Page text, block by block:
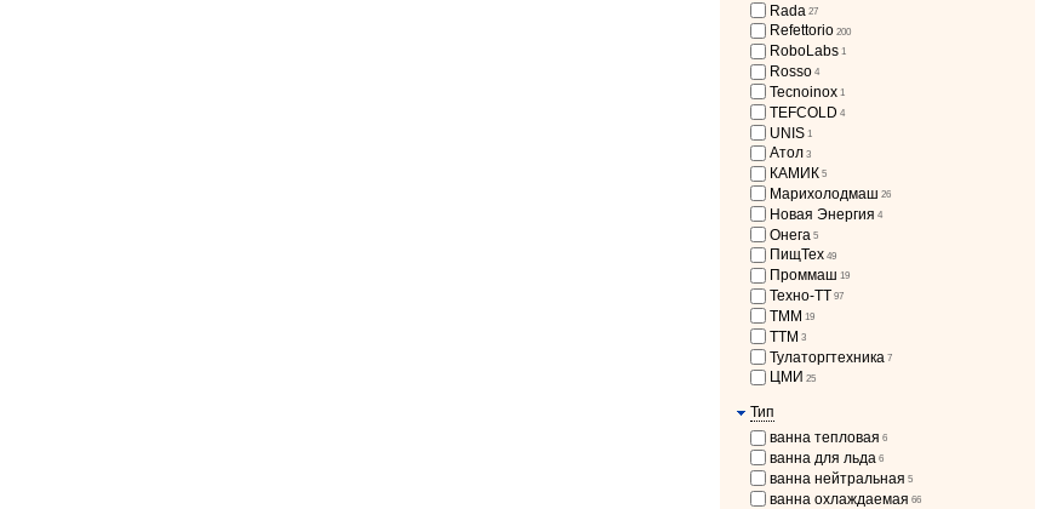
Rada 27
Refettorio 200
RoboLabs 1
Rosso 4
Tecnoinox 1
TEFCOLD 4
UNIS 1
Атол 3
КАМИК 5
Марихолодмаш 26
Новая Энергия 4
Онега 5
ПищТех 49
Проммаш 19
Техно-ТТ 97
ТММ 19
ТТМ 3
Тулаторгтехника 7
ЦМИ 25
Тип
ванна тепловая 6
ванна для льда 6
ванна нейтральная 5
ванна охлаждаемая 66